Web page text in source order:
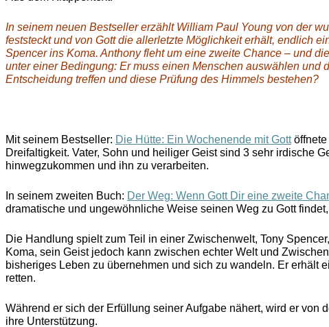
In seinem neuen Bestseller erzählt William Paul Young von der
feststeckt und von Gott die allerletzte Möglichkeit erhält, endlich
Spencer ins Koma. Anthony fleht um eine zweite Chance – und
unter einer Bedingung: Er muss einen Menschen auswählen
Entscheidung treffen und diese Prüfung des Himmels bestehen?
Mit seinem Bestseller: Die Hütte: Ein Wochenende mit Gottöffnete
Dreifaltigkeit. Vater, Sohn und heiliger Geist sind 3 sehr irdische
hinwegzukommen und ihn zu verarbeiten.
In seinem zweiten Buch: Der Weg: Wenn Gott Dir eine zweite
dramatische und ungewöhnliche Weise seinen Weg zu Gott
Die Handlung spielt zum Teil in einer Zwischenwelt, Tony
Koma, sein Geist jedoch kann zwischen echter Welt und
bisheriges Leben zu übernehmen und sich zu wandeln. Er
retten.
Während er sich der Erfüllung seiner Aufgabe nähert, wird er
ihre Unterstützung.